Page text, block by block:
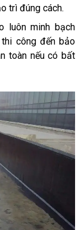
trì đúng cách.
luôn minh bạch
công đến bảo
toàn nếu có bất